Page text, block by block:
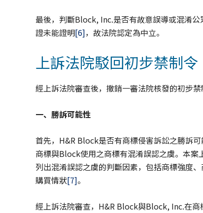
最後，判斷Block, Inc.是否有故意誤導或混淆
證未能證明[6]，故法院認定為中立。
上訴法院駁回初步禁制令
經上訴法院審查後，撤銷一審法院核發的初步禁
一、勝訴可能性
首先，H&R Block是否有商標侵害訴訟之勝訴
商標與Block使用之商標有混淆誤認之虞。本
列出混淆誤認之虞的判斷因素，包括商標強度
購買情狀[7]。
經上訴法院審查，H&R Block與Block, Inc.在